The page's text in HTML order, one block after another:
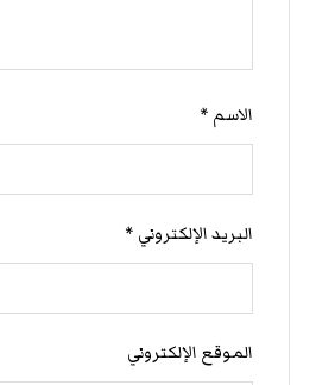
الاسم *
البريد الإلكتروني *
الموقع الإلكتروني